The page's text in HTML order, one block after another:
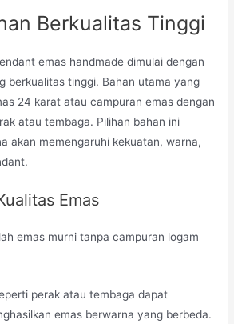
Berkualitas Tinggi
emas handmade dimulai dengan
berkualitas tinggi. Bahan utama yang
24 karat atau campuran emas dengan
atau tembaga. Pilihan bahan ini
akan memengaruhi kekuatan, warna,
Emas
emas murni tanpa campuran logam
perak atau tembaga dapat
emas berwarna yang berbeda.